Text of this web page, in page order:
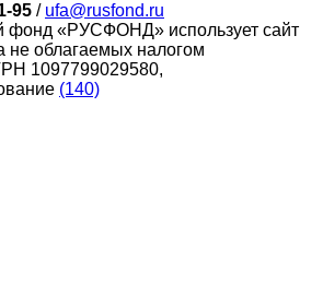
95 / ufa@rusfond.ru
фонд «РУСФОНД» использует сайт
не облагаемых налогом
1097799029580,
(140)